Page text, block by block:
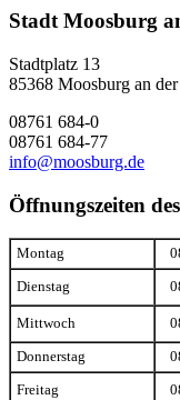
Stadt Moosburg
Stadtplatz 13
85368 Moosburg an
08761 684-0
08761 684-77
info@moosburg.de
Öffnungszeiten
Montag
Dienstag
Mittwoch
Donnerstag
Freitag